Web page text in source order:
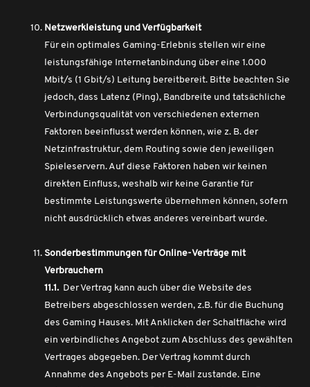
Netzwerkleistung und Verfügbarkeit
Für ein optimales Gaming-Erlebnis stellen wir eine
leistungsfähige Internetanbindung über eine 1.000
Mbit/s (1 Gbit/s) Leitung bereitbereit. Bitte beachten Sie
jedoch, dass Latenz (Ping), Bandbreite und tatsächliche
Verbindungsqualität von verschiedenen externen
Faktoren beeinflusst werden können, wie z. B. der
Netzinfrastruktur, dem Routing sowie den jeweiligen
Spieleservern. Auf diese Faktoren haben wir keinen
direkten Einfluss, weshalb wir keine Garantie für
bestimmte Leistungswerte übernehmen können, sofern
nicht ausdrücklich etwas anderes vereinbart wurde.
Sonderbestimmungen für Online-Verträge mit
Verbrauchern
11.1. Der Vertrag kann auch über die Website des
Betreibers abgeschlossen werden, z.B. für die Buchung
des Gaming Hauses. Mit Anklicken der Schaltfläche wird
ein verbindliches Angebot zum Abschluss des gewählten
Vertrages abgegeben. Der Vertrag kommt durch
Annahme des Angebots per E-Mail zustande. Eine